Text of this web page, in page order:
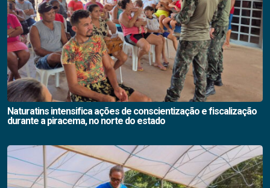
Naturatins intensifica ações de conscientização e fiscalização
durante a piracema, no norte do estado